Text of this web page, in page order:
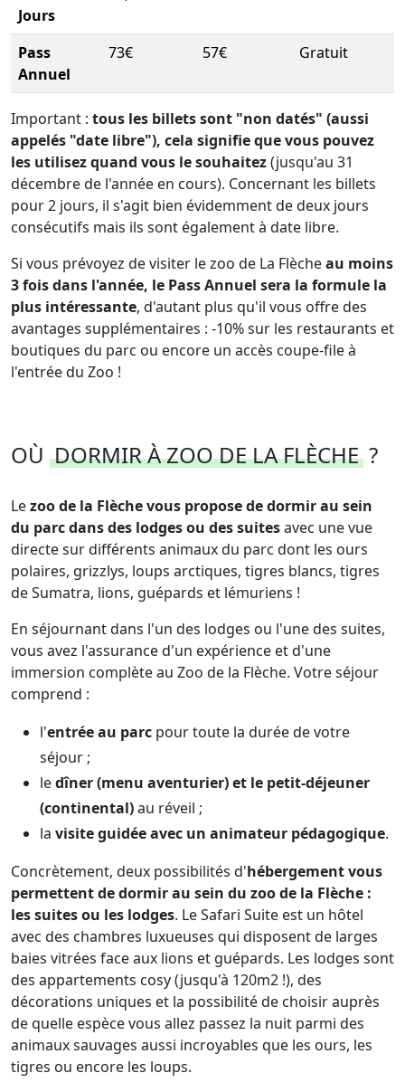
Jours
Pass
Annuel
73€ 57€ Gratuit
Important : tous les billets sont "non datés" (aussi
appelés "date libre"), cela signifie que vous pouvez
les utilisez quand vous le souhaitez(jusqu'au 31
décembre de l'année en cours). Concernant les billets
pour 2 jours, il s'agit bien évidemment de deux jours
consécutifs mais ils sont également à date libre.
Si vous prévoyez de visiter le zoo de La Flècheau moins
3 fois dans l'année, le Pass Annuel sera la formule la
plus intéressante, d'autant plus qu'il vous offre des
avantages supplémentaires : -10% sur les restaurants et
boutiques du parc ou encore un accès coupe-file à
l'entrée du Zoo !
OÙ DORMIR À ZOO DE LA FLÈCHE ?
Lezoo de la Flèche vous propose de dormir au sein
du parc dans des lodges ou des suitesavec une vue
directe sur différents animaux du parc dont les ours
polaires, grizzlys, loups arctiques, tigres blancs, tigres
de Sumatra, lions, guépards et lémuriens !
En séjournant dans l'un des lodges ou l'une des suites,
vous avez l'assurance d'un expérience et d'une
immersion complète au Zoo de la Flèche. Votre séjour
comprend :
l'entrée au parc pour toute la durée de votre
séjour ;
ledîner (menu aventurier) et le petit-déjeuner
(continental)au réveil ;
la visite guidée avec un animateur pédagogique.
Concrètement, deux possibilités d'hébergement vous
permettent de dormir au sein du zoo de la Flèche :
les suites ou les lodges. Le Safari Suite est un hôtel
avec des chambres luxueuses qui disposent de larges
baies vitrées face aux lions et guépards. Les lodges sont
des appartements cosy (jusqu'à 120m2 !), des
décorations uniques et la possibilité de choisir auprès
de quelle espèce vous allez passez la nuit parmi des
animaux sauvages aussi incroyables que les ours, les
tigres ou encore les loups.